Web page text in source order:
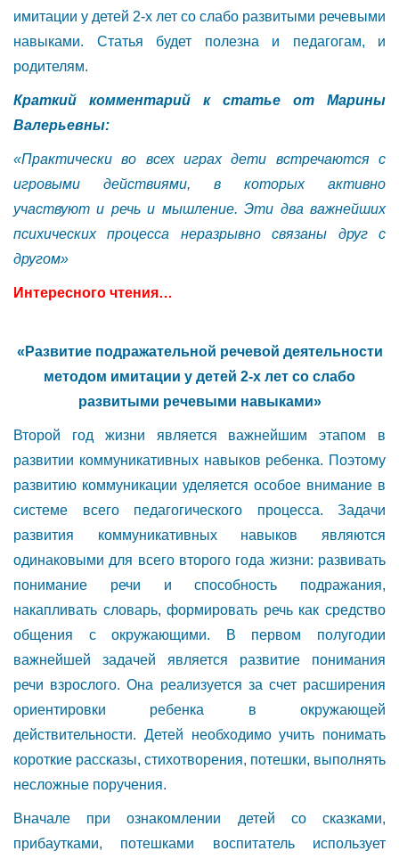
имитации у детей 2-х лет со слабо развитыми речевыми
навыками. Статья будет полезна и педагогам, и
родителям.
Краткий комментарий к статье от Марины
Валерьевны:
«Практически во всех играх дети встречаются с
игровыми действиями, в которых активно
участвуют и речь и мышление. Эти два важнейших
психических процесса неразрывно связаны друг с
другом»
Интересного чтения…
«Развитие подражательной речевой деятельности
методом имитации у детей 2-х лет со слабо
развитыми речевыми навыками»
Второй год жизни является важнейшим этапом в
развитии коммуникативных навыков ребенка. Поэтому
развитию коммуникации уделяется особое внимание в
системе всего педагогического процесса. Задачи
развития коммуникативных навыков являются
одинаковыми для всего второго года жизни: развивать
понимание речи и способность подражания,
накапливать словарь, формировать речь как средство
общения с окружающими. В первом полугодии
важнейшей задачей является развитие понимания
речи взрослого. Она реализуется за счет расширения
ориентировки ребенка в окружающей
действительности. Детей необходимо учить понимать
короткие рассказы, стихотворения, потешки, выполнять
несложные поручения.
Вначале при ознакомлении детей со сказками,
прибаутками, потешками воспитатель использует